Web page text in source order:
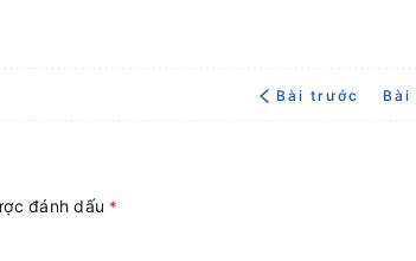
Bài trước Bài
đánh dấu *